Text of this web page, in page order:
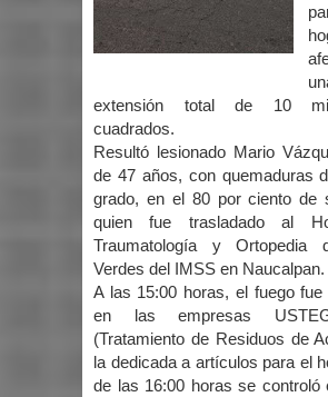
extensión total de 10
cuadrados.
Resultó lesionado Mario
de 47 años, con quemaduras
grado, en el 80 por ciento de
quien fue trasladado al
Traumatología y Ortopedia
Verdes del IMSS en Naucalpan.
A las 15:00 horas, el fuego fue
en las empresas
(Tratamiento de Residuos de
la dedicada a artículos para el
de las 16:00 horas se controló